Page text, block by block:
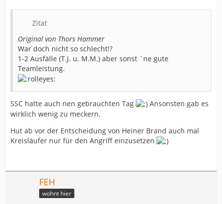
Zitat
Original von Thors Hammer
War doch nicht so schlecht!?
1-2 Ausfälle (T.J. u. M.M.) aber sonst `ne gute
Teamleistung.
SSC hatte auch nen gebrauchten Tag
Ansonsten gab es
wirklich wenig zu meckern.
Hut ab vor der Entscheidung von Heiner Brand auch mal
Kreisläufer nur für den Angriff einzusetzen
FEH
wohnt hier